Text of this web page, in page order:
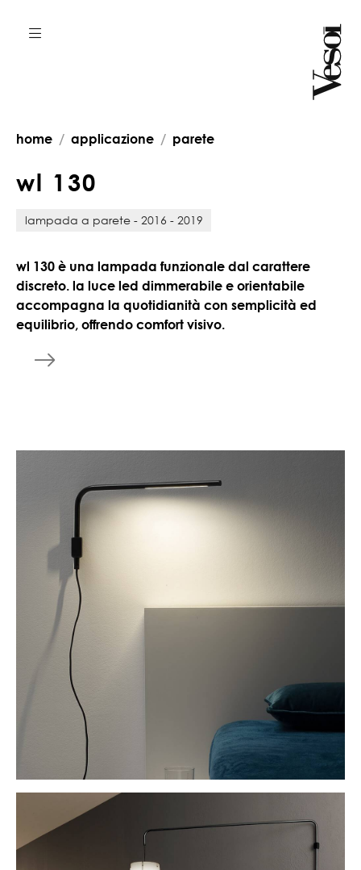
home applicazione parete
wl 1 30
lampada a parete - 2016 - 2019
wl 130 è una lampada funzionale dal carattere
discreto. la luce led dimmerabile e orientabile
accompagna la quotidianità con semplicità ed
equilibrio, offrendo comfort visivo.